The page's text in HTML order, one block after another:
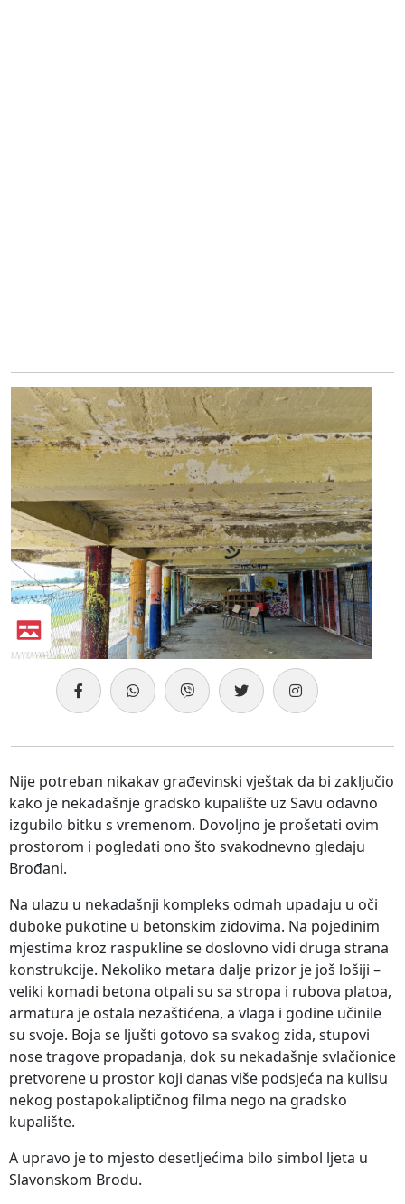
Nije potreban nikakav građevinski vještak da bi zaključio
kako je nekadašnje gradsko kupalište uz Savu odavno
izgubilo bitku s vremenom. Dovoljno je prošetati ovim
prostorom i pogledati ono što svakodnevno gledaju
Brođani.
Na ulazu u nekadašnji kompleks odmah upadaju u oči
duboke pukotine u betonskim zidovima. Na pojedinim
mjestima kroz raspukline se doslovno vidi druga strana
konstrukcije. Nekoliko metara dalje prizor je još lošiji –
veliki komadi betona otpali su sa stropa i rubova platoa,
armatura je ostala nezaštićena, a vlaga i godine učinile
su svoje. Boja se ljušti gotovo sa svakog zida, stupovi
nose tragove propadanja, dok su nekadašnje svlačionice
pretvorene u prostor koji danas više podsjeća na kulisu
nekog postapokaliptičnog filma nego na gradsko
kupalište.
A upravo je to mjesto desetljećima bilo simbol ljeta u
Slavonskom Brodu.